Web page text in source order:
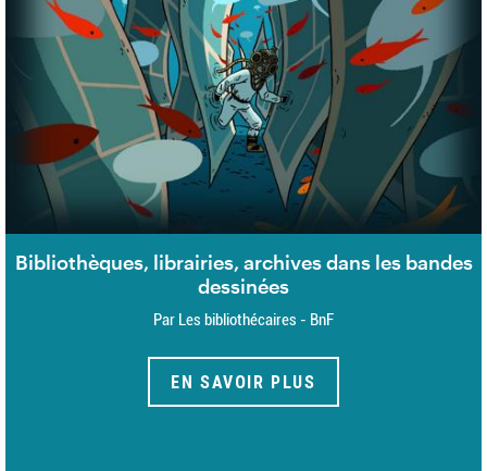
Bibliothèques, librairies, archives dans les bandes
dessinées
Par Les bibliothécaires - BnF
EN SAVOIR PLUS